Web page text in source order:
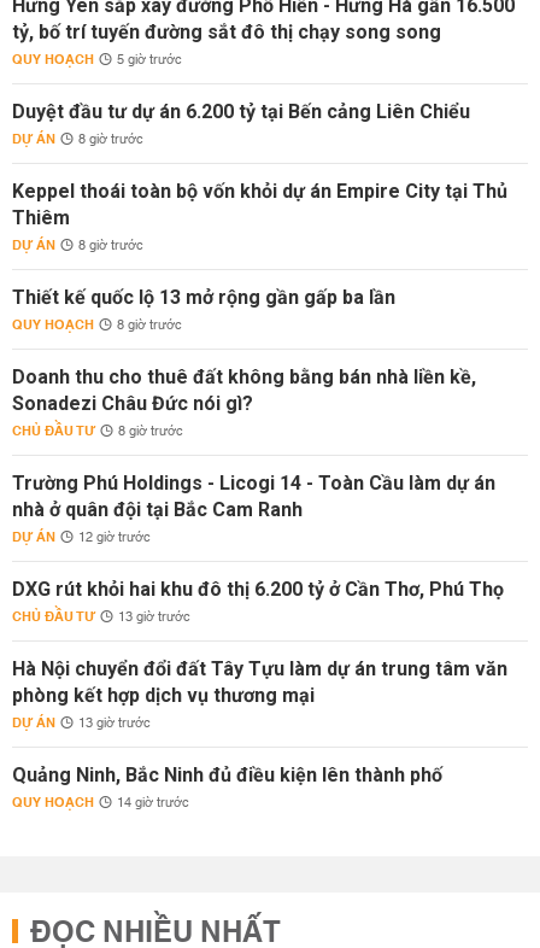
Hưng Yên sắp xây đường Phố Hiến - Hưng Hà gần 16.500
tỷ, bố trí tuyến đường sắt đô thị chạy song song
QUY HOẠCH 5 giờ trước
Duyệt đầu tư dự án 6.200 tỷ tại Bến cảng Liên Chiểu
DỰ ÁN 8 giờ trước
Keppel thoái toàn bộ vốn khỏi dự án Empire City tại Thủ
Thiêm
DỰ ÁN 8 giờ trước
Thiết kế quốc lộ 13 mở rộng gần gấp ba lần
QUY HOẠCH 8 giờ trước
Doanh thu cho thuê đất không bằng bán nhà liền kề,
Sonadezi Châu Đức nói gì?
CHỦ ĐẦU TƯ 8 giờ trước
Trường Phú Holdings - Licogi 14 - Toàn Cầu làm dự án
nhà ở quân đội tại Bắc Cam Ranh
DỰ ÁN 12 giờ trước
DXG rút khỏi hai khu đô thị 6.200 tỷ ở Cần Thơ, Phú Thọ
CHỦ ĐẦU TƯ 13 giờ trước
Hà Nội chuyển đổi đất Tây Tựu làm dự án trung tâm văn
phòng kết hợp dịch vụ thương mại
DỰ ÁN 13 giờ trước
Quảng Ninh, Bắc Ninh đủ điều kiện lên thành phố
QUY HOẠCH 14 giờ trước
ĐỌC NHIỀU NHẤT